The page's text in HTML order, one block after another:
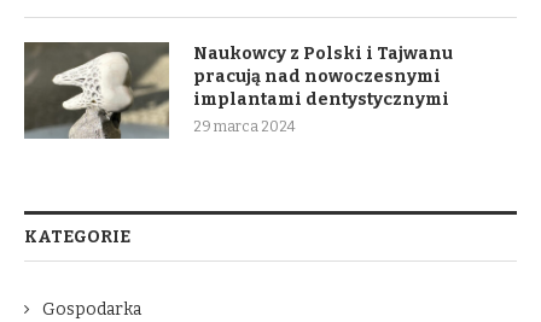
Naukowcy z Polski i Tajwanu
pracują nad nowoczesnymi
implantami dentystycznymi
29 marca 2024
KATEGORIE
Gospodarka